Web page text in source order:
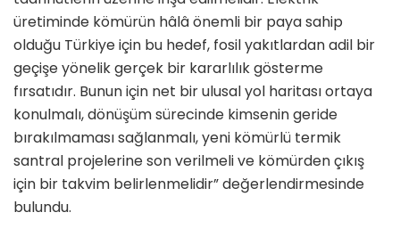
üretiminde kömürün hâlâ önemli bir paya sahip
olduğu Türkiye için bu hedef, fosil yakıtlardan adil bir
geçişe yönelik gerçek bir kararlılık gösterme
fırsatıdır. Bunun için net bir ulusal yol haritası ortaya
konulmalı, dönüşüm sürecinde kimsenin geride
bırakılmaması sağlanmalı, yeni kömürlü termik
santral projelerine son verilmeli ve kömürden çıkış
için bir takvim belirlenmelidir” değerlendirmesinde
bulundu.